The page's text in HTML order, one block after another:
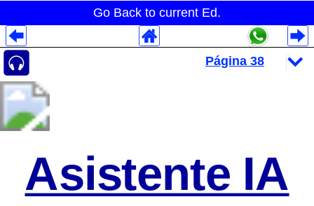
Go Back to current Ed.
Asistente IA
Despliegues Analytics
Despliegues Totales
Despliegues por Rubros